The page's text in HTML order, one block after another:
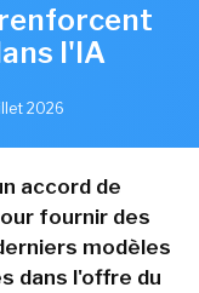
l'IA
2026
accord de
fournir des
modèles
dans l'offre du